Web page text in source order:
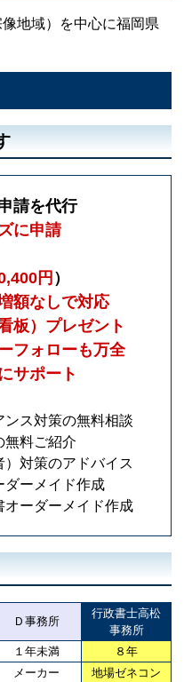
地域）を中心に福岡県
請を代行
に申請
円 ）
額なしで対応
板）プレゼント
フォローも万全
サポート
ンス対策の無料相談
無料ご紹介
対策のアドバイス
ダーメイド作成
ーダーメイド作成
Ｄ事務所
行政書士高松
事務所
１年未満
８年
メーカー
地場ゼネコン